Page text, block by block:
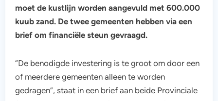
moet de kustlijn worden aangevuld met 600.000
kuub zand. De twee gemeenten hebben via een
brief om financiële steun gevraagd.
“De benodigde investering is te groot om door een
of meerdere gemeenten alleen te worden
gedragen”, staat in een brief aan beide Provinciale